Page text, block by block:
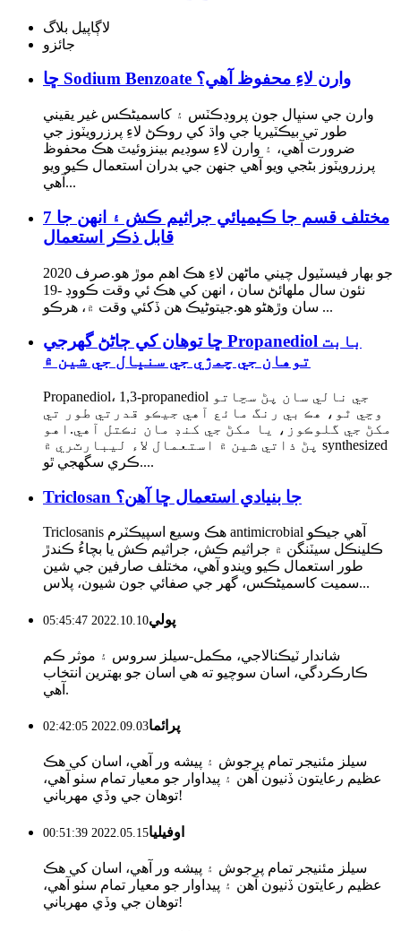
لاڳاپيل بلاگ
جائزو
ڇا Sodium Benzoate وارن لاءِ محفوظ آهي؟
وارن جي سنڀال جون پروڊڪٽس ۽ کاسمیٹڪس غير يقيني
طور تي بيڪٽيريا جي واڌ کي روڪڻ لاءِ پرزرويٽوز جي
ضرورت آهي، ۽ وارن لاءِ سوڊيم بينزوئيٽ هڪ محفوظ
پرزرويٽوز بڻجي ويو آهي جنهن جي بدران استعمال ڪيو ويو
آهي...
7 مختلف قسم جا ڪيميائي جراثيم ڪش ۽ انهن جا
قابل ذڪر استعمال
2020 جو بهار فيسٽيول چيني ماڻهن لاءِ هڪ اهم موڙ هو.صرف
نئون سال ملهائڻ سان ، انهن کي هڪ ئي وقت ڪووڊ -19
سان وڙهڻو هو.جيتوڻيڪ هن ڏکئي وقت ۾، هرڪو ...
ڇا توهان کي ڄاڻڻ گهرجي Propanediol بابت
توهان جي چمڙي جي سنڀال جي شين ۾
Propanediol، 1,3-propanediol جي نالي سان پڻ سڃاتو
وڃي ٿو، هڪ بي رنگ مائع آهي جيڪو قدرتي طور تي
مکڻ جي گلوڪوز، يا مکڻ جي کنڊ مان نڪتل آهي.اهو
پڻ ذاتي شين ۾ استعمال لاء ليبارٽري ۾ synthesized
ڪري سگهجي ٿو....
Triclosan جا بنيادي استعمال ڇا آهن؟
Triclosanis هڪ وسيع اسپيڪٽرم antimicrobial آهي جيڪو
ڪلينڪل سيٽنگن ۾ جراثيم ڪش، جراثيم ڪش يا بچاءُ ڪندڙ
طور استعمال ڪيو ويندو آهي، مختلف صارفين جي شين
سميت کاسمیٹڪس، گھر جي صفائي جون شيون، پلاس...
پولي2022.10.10 05:45:47
شاندار ٽيڪنالاجي، مڪمل-سيلز سروس ۽ موثر ڪم
ڪارڪردگي، اسان سوچيو ته هي اسان جو بهترين انتخاب
آهي.
پرائما2022.09.03 02:42:05
سيلز مئنيجر تمام پرجوش ۽ پيشه ور آهي، اسان کي هڪ
عظيم رعايتون ڏنيون آهن ۽ پيداوار جو معيار تمام سٺو آهي،
توهان جي وڏي مهرباني!
اوفيليا2022.05.15 00:51:39
سيلز مئنيجر تمام پرجوش ۽ پيشه ور آهي، اسان کي هڪ
عظيم رعايتون ڏنيون آهن ۽ پيداوار جو معيار تمام سٺو آهي،
توهان جي وڏي مهرباني!